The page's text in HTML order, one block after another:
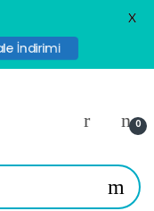
0
İndirimi
X